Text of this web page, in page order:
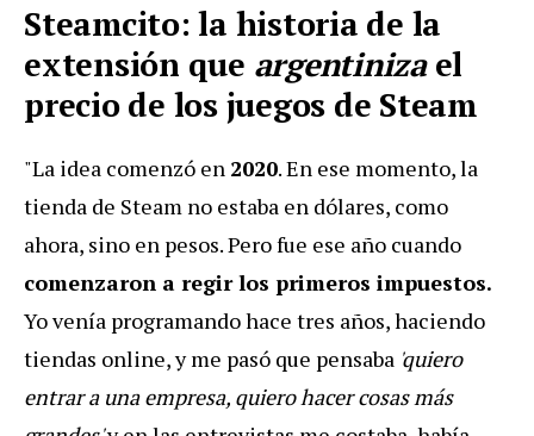
Steamcito: la historia de la
extensión que argentinizael
precio de los juegos de Steam
"La idea comenzó en 2020. En ese momento, la
tienda de Steam no estaba en dólares, como
ahora, sino en pesos. Pero fue ese año cuando
comenzaron a regir los primeros impuestos.
Yo venía programando hace tres años, haciendo
tiendas online, y me pasó que pensaba 'quiero
entrar a una empresa, quiero hacer cosas más